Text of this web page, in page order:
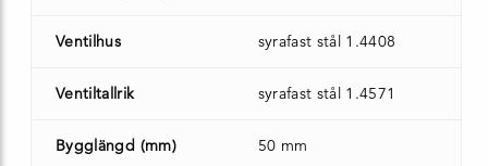
Ventilhus syrafast stål 1.4408
Ventiltallrik syrafast stål 1.4571
Bygglängd (mm) 50 mm